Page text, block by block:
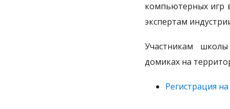
компьютерных игр
экспертам
Участникам
домиках на
Регистрация